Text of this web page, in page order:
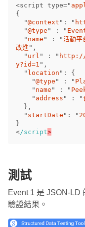
<script type="
{
"@context " : "
"@type " : "
" name " : "活動平
改進 " ,
" url " : " http://
y?id=1 " ,
" location " :
{
"@type " : "
" name " : "
" address " : "
},
" startDate " : "
}
</script
測試
Event 1 是 JSON-LD
驗證結果。